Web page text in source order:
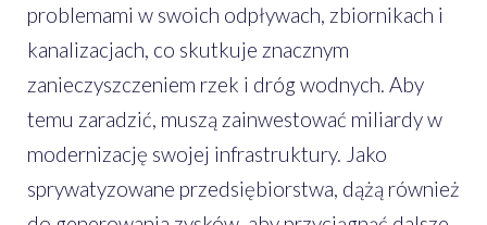
problemami w swoich odpływach, zbiornikach i
kanalizacjach, co skutkuje znacznym
zanieczyszczeniem rzek i dróg wodnych. Aby
temu zaradzić, muszą zainwestować miliardy w
modernizację swojej infrastruktury. Jako
sprywatyzowane przedsiębiorstwa, dążą również